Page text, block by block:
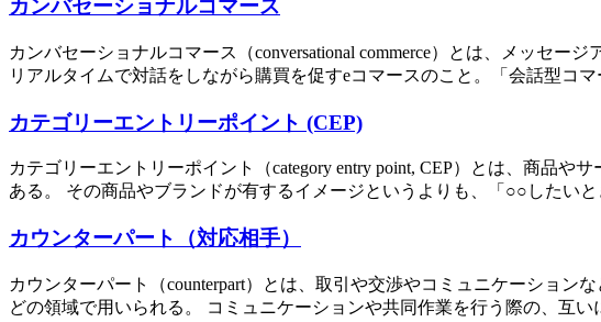
カンバセーショナルコマース
カンバセーショナルコマース（conversational commerce）とは、メッセ
リアルタイムで対話をしながら購買を促すeコマースのこと。「会話型コ
カテゴリーエントリーポイント (CEP)
カテゴリーエントリーポイント（category entry point, CEP）とは、商品
ある。 その商品やブランドが有するイメージというよりも、「○○した
カウンターパート（対応相手）
カウンターパート（counterpart）とは、取引や交渉やコミュニケーショ
どの領域で用いられる。 コミュニケーションや共同作業を行う際の、互